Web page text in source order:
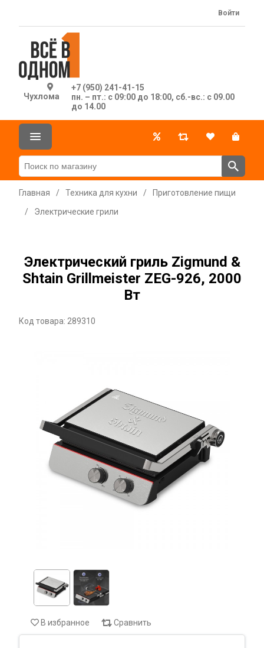
Чухлома
+7 (950) 241-41-15
пн. – пт.: с 09:00 до 18:00, сб.-вс.: с 09.00
до 14.00
Войти
Главная / Техника для кухни /
Приготовление пищи
/
Электрические грили
Электрический гриль Zigmund &
Shtain Grillmeister ZEG-926, 2000
Вт
Код товара: 289310
В избранное Сравнить